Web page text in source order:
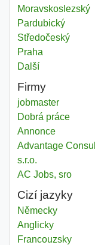
Obsluha
Moravskoslezský
Obsluha
PardubickýKraj
Obsluha
StředočeskýKraj
Obsluha
Praha
Dalšíkraj
Firmy
jobmaster
Dobrá práce
Annonce
Advantage
s.r.o.
AC Jobs, sro
Cizí jazyky
Německy
Anglicky
Francouzsky